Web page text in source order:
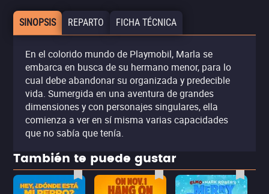
SINOPSIS REPARTO FICHA TÉCNICA
En el colorido mundo de Playmobil, Marla se
embarca en busca de su hermano menor, para lo
cual debe abandonar su organizada y predecible
vida. Sumergida en una aventura de grandes
dimensiones y con personajes singulares, ella
comienza a ver en sí misma varias capacidades
que no sabía que tenía.
También te puede gustar